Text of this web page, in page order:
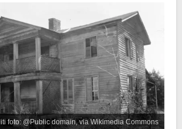
foto: @Public domain, via Wikimedia Commons